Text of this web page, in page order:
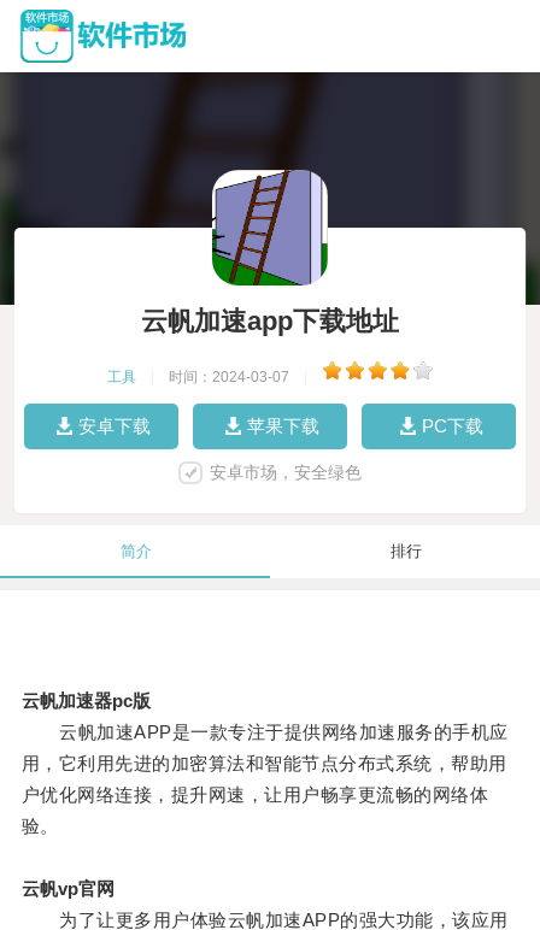
云帆加速app下载地址
工具 时间：2024-03-07
安卓下载 苹果下载 PC下载
安卓市场，安全绿色
简介 排行
云帆加速器pc版
云帆加速APP是一款专注于提供网络加速服务的手机应
用，它利用先进的加密算法和智能节点分布式系统，帮助用
户优化网络连接，提升网速，让用户畅享更流畅的网络体
验。
云帆vp官网
为了让更多用户体验云帆加速APP的强大功能，该应用